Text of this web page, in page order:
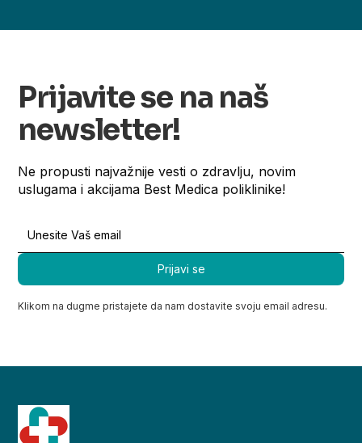
Prijavite se na naš
newsletter!
Ne propusti najvažnije vesti o zdravlju, novim
uslugama i akcijama Best Medica poliklinike!
Klikom na dugme pristajete da nam dostavite svoju email adresu.